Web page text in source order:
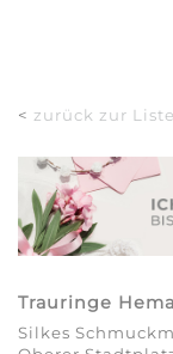
< zurück zur Liste
Trauringe
Silkes